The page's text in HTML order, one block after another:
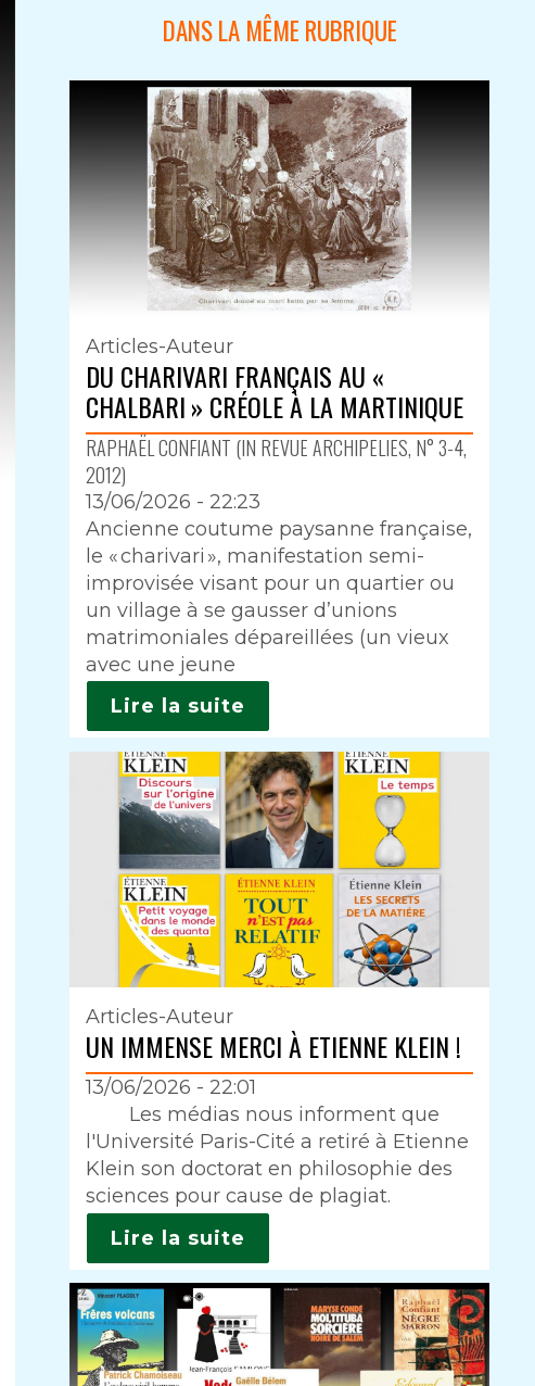
DANS LA MÊME RUBRIQUE
Articles-Auteur
DU CHARIVARI FRANÇAIS AU «
CHALBARI » CRÉOLE À LA MARTINIQUE
RAPHAËL CONFIANT (IN REVUE ARCHIPELIES, N° 3-4,
2012)
13/06/2026 - 22:23
Intro
Ancienne coutume paysanne française,
le « charivari », manifestation semi-
improvisée visant pour un quartier ou
un village à se gausser d’unions
matrimoniales dépareillées (un vieux
avec une jeune
Lire la suite
Articles-Auteur
UN IMMENSE MERCI À ETIENNE KLEIN !
13/06/2026 - 22:01
Intro
Les médias nous informent que
l'Université Paris-Cité a retiré à Etienne
Klein son doctorat en philosophie des
sciences pour cause de plagiat.
Lire la suite